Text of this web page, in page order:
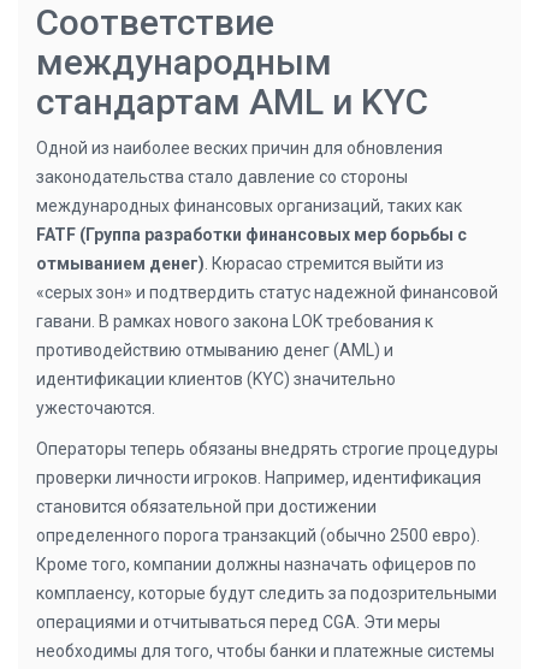
Соответствие
международным
стандартам AML и KYC
Одной из наиболее веских причин для обновления
законодательства стало давление со стороны
международных финансовых организаций, таких как
FATF (Группа разработки финансовых мер борьбы с
отмыванием денег) . Кюрасао стремится выйти из
«серых зон» и подтвердить статус надежной финансовой
гавани. В рамках нового закона LOK требования к
противодействию отмыванию денег (AML) и
идентификации клиентов (KYC) значительно
ужесточаются.
Операторы теперь обязаны внедрять строгие процедуры
проверки личности игроков. Например, идентификация
становится обязательной при достижении
определенного порога транзакций (обычно 2500 евро).
Кроме того, компании должны назначать офицеров по
комплаенсу, которые будут следить за подозрительными
операциями и отчитываться перед CGA. Эти меры
необходимы для того, чтобы банки и платежные системы